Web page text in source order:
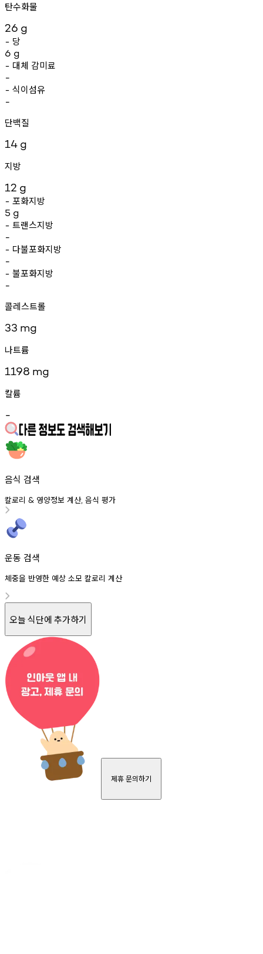
탄수화물
26 g
- 당
6 g
- 대체 감미료
-
- 식이섬유
-
단백질
14 g
지방
12 g
- 포화지방
5 g
- 트랜스지방
-
- 다불포화지방
-
- 불포화지방
-
콜레스트롤
33 mg
나트륨
1198 mg
칼륨
-
음식 검색
칼로리 & 영양정보 계산, 음식 평가
운동 검색
체중을 반영한 예상 소모 칼로리 계산
오늘 식단에 추가하기
제휴 문의하기